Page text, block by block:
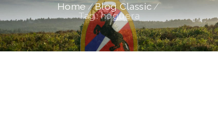
Home
Blog Classic
Tag: hoguera